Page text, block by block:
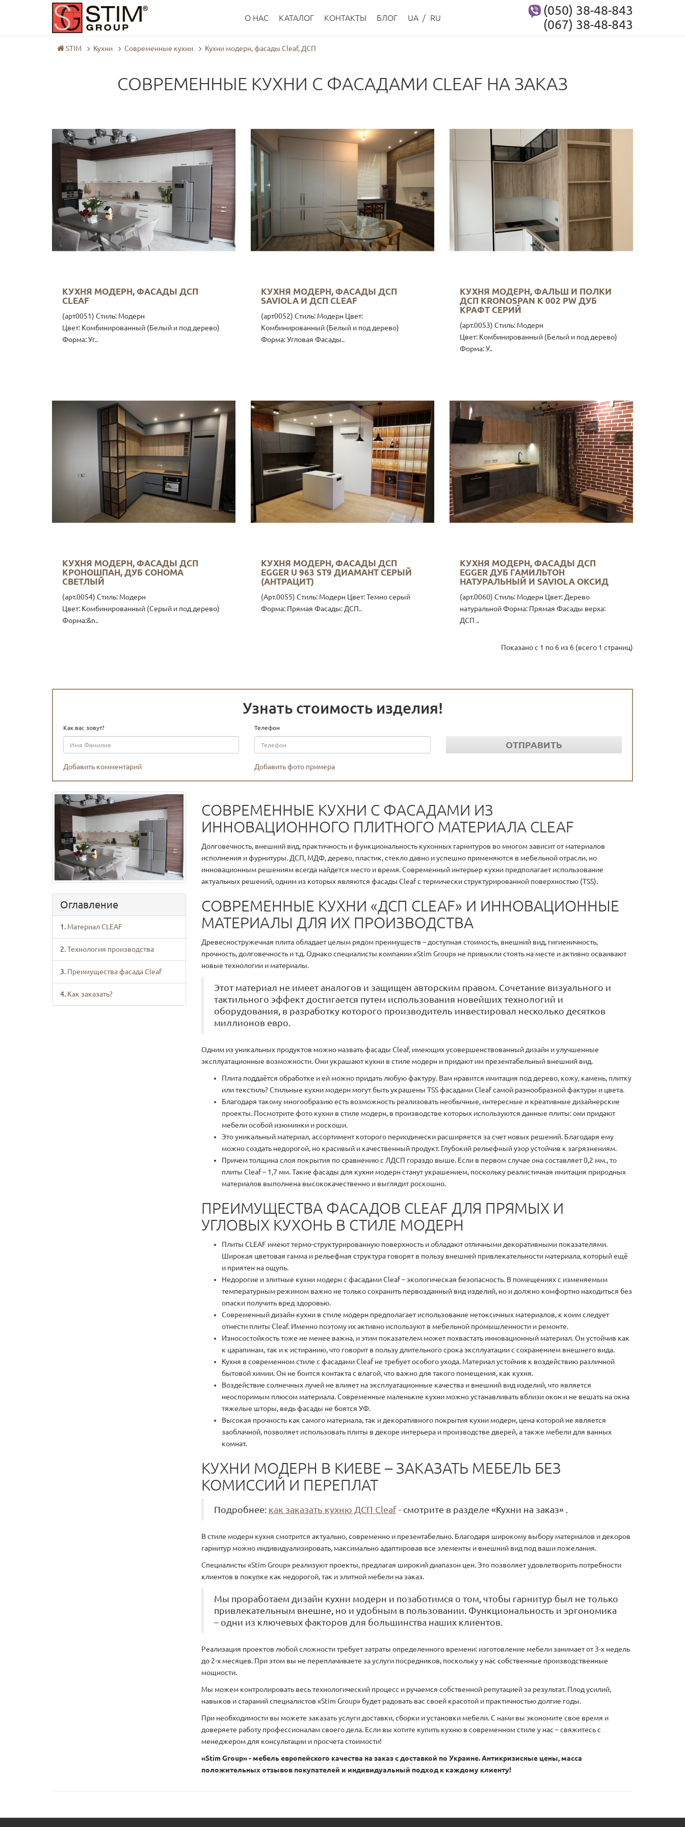
(050) 38-48-843
(067) 38-48-843
О НАС КАТАЛОГ КОНТАКТЫ БЛОГ UA / RU
STIM Кухни Современные кухни Кухни модерн, фасады Cleaf, ДСП
СОВРЕМЕННЫЕ КУХНИ С ФАСАДАМИ CLEAF НА ЗАКАЗ
КУХНЯ МОДЕРН, ФАСАДЫ ДСП
CLEAF
(арт0051) Стиль: Модерн
Цвет: Комбинированный (Белый и под дерево)
Форма: Уг..
КУХНЯ МОДЕРН, ФАСАДЫ ДСП
SAVIOLA И ДСП CLEAF
(арт0052) Стиль: Модерн Цвет:
Комбинированный (Белый и под дерево)
Форма: Угловая Фасады..
КУХНЯ МОДЕРН, ФАЛЬШ И ПОЛКИ
ДСП KRONOSPAN K 002 PW ДУБ
КРАФТ СЕРИЙ
(арт.0053) Стиль: Модерн
Цвет: Комбинированный (Белый и под дерево)
Форма: У..
КУХНЯ МОДЕРН, ФАСАДЫ ДСП
КРОНОШПАН, ДУБ СОНОМА
СВЕТЛЫЙ
(арт.0054) Стиль: Модерн
Цвет: Комбинированный (Серый и под дерево)
Форма:&n..
КУХНЯ МОДЕРН, ФАСАДЫ ДСП
EGGER U 963 ST9 ДИАМАНТ СЕРЫЙ
(АНТРАЦИТ)
(Арт.0055) Стиль: Модерн Цвет: Темно серый
Форма: Прямая Фасады: ДСП..
КУХНЯ МОДЕРН, ФАСАДЫ ДСП
EGGER ДУБ ГАМИЛЬТОН
НАТУРАЛЬНЫЙ И SAVIOLA ОКСИД
(арт.0060) Стиль: Модерн Цвет: Дерево
натуральной Форма: Прямая Фасады верха:
ДСП ..
Показано с 1 по 6 из 6 (всего 1 страниц)
Узнать стоимость изделия!
Как вас зовут? Телефон
Добавить комментарий Добавить фото примера
ОТПРАВИТЬ
Оглавление
Материал CLEAF
Технология производства
Преимущества фасада Cleaf
Как заказать?
СОВРЕМЕННЫЕ КУХНИ С ФАСАДАМИ ИЗ
ИННОВАЦИОННОГО ПЛИТНОГО МАТЕРИАЛА CLEAF
Долговечность, внешний вид, практичность и функциональность кухонных гарнитуров во многом зависит от материалов
исполнения и фурнитуры. ДСП, МДФ, дерево, пластик, стекло давно и успешно применяются в мебельной отрасли, но
инновационным решениям всегда найдется место и время. Современный интерьер кухни предполагает использование
актуальных решений, одним из которых являются фасады Cleaf с термически структурированной поверхностью (TSS).
СОВРЕМЕННЫЕ КУХНИ «ДСП CLEAF» И ИННОВАЦИОННЫЕ
МАТЕРИАЛЫ ДЛЯ ИХ ПРОИЗВОДСТВА
Древесностружечная плита обладает целым рядом преимуществ – доступная стоимость, внешний вид, гигиеничность,
прочность, долговечность и т.д. Однако специалисты компании «Stim Group» не привыкли стоять на месте и активно осваивают
новые технологии и материалы.
Этот материал не имеет аналогов и защищен авторским правом. Сочетание визуального и
тактильного эффект достигается путем использования новейших технологий и
оборудования, в разработку которого производитель инвестировал несколько десятков
миллионов евро.
Одним из уникальных продуктов можно назвать фасады Cleaf, имеющих усовершенствованный дизайн и улучшенные
эксплуатационные возможности. Они украшают кухни в стиле модерн и придают им презентабельный внешний вид.
Плита поддаётся обработке и ей можно придать любую фактуру. Вам нравится имитация под дерево, кожу, камень, плитку
или текстиль? Стильные кухни модерн могут быть украшены TSS фасадами Cleaf самой разнообразной фактуры и цвета.
Благодаря такому многообразию есть возможность реализовать необычные, интересные и креативные дизайнерские
проекты. Посмотрите фото кухни в стиле модерн, в производстве которых используются данные плиты: они придают
мебели особой изюминки и роскоши.
Это уникальный материал, ассортимент которого периодически расширяется за счет новых решений. Благодаря ему
можно создать недорогой, но красивый и качественный продукт. Глубокий рельефный узор устойчив к загрязнениям.
Причем толщина слоя покрытия по сравнению с ЛДСП гораздо выше. Если в первом случае она составляет 0,2 мм., то
плиты Cleaf – 1,7 мм. Такие фасады для кухни модерн станут украшением, поскольку реалистичная имитация природных
материалов выполнена высококачественно и выглядит роскошно.
ПРЕИМУЩЕСТВА ФАСАДОВ CLEAF ДЛЯ ПРЯМЫХ И
УГЛОВЫХ КУХОНЬ В СТИЛЕ МОДЕРН
Плиты CLEAF имеют термо-структурированную поверхность и обладают отличными декоративными показателями.
Широкая цветовая гамма и рельефная структура говорят в пользу внешней привлекательности материала, который ещё
и приятен на ощупь.
Недорогие и элитные кухни модерн c фасадами Cleaf – экологическая безопасность. В помещениях с изменяемым
температурным режимом важно не только сохранить первозданный вид изделий, но и должно комфортно находиться без
опаски получить вред здоровью.
Современный дизайн кухни в стиле модерн предполагает использование нетоксичных материалов, к коим следует
отнести плиты Cleaf. Именно поэтому их активно используют в мебельной промышленности и ремонте.
Износостойкость тоже не менее важна, и этим показателем может похвастать инновационный материал. Он устойчив как
к царапинам, так и к истиранию, что говорит в пользу длительного срока эксплуатации с сохранением внешнего вида.
Кухня в современном стиле с фасадами Cleaf не требует особого ухода. Материал устойчив к воздействию различной
бытовой химии. Он не боится контакта с влагой, что важно для такого помещения, как кухня.
Воздействие солнечных лучей не влияет на эксплуатационные качества и внешний вид изделий, что является
неоспоримым плюсом материала. Современные маленькие кухни можно устанавливать вблизи окон и не вешать на окна
тяжелые шторы, ведь фасады не боятся УФ.
Высокая прочность как самого материала, так и декоративного покрытия кухни модерн, цена которой не является
заоблачной, позволяет использовать плиты в декоре интерьера и производстве дверей, а также мебели для ванных
комнат.
КУХНИ МОДЕРН В КИЕВЕ – ЗАКАЗАТЬ МЕБЕЛЬ БЕЗ
КОМИССИЙ И ПЕРЕПЛАТ
Подробнее: как заказать кухню ДСП Cleaf- смотрите в разделе «Кухни на заказ» .
В стиле модерн кухня смотрится актуально, современно и презентабельно. Благодаря широкому выбору материалов и декоров
гарнитур можно индивидуализировать, максимально адаптировав все элементы и внешний вид под ваши пожелания.
Специалисты «Stim Group» реализуют проекты, предлагая широкий диапазон цен. Это позволяет удовлетворить потребности
клиентов в покупке как недорогой, так и элитной мебели на заказ.
Мы проработаем дизайн кухни модерн и позаботимся о том, чтобы гарнитур был не только
привлекательным внешне, но и удобным в пользовании. Функциональность и эргономика
– одни из ключевых факторов для большинства наших клиентов.
Реализация проектов любой сложности требует затраты определенного времени: изготовление мебели занимает от 3-х недель
до 2-х месяцев. При этом вы не переплачиваете за услуги посредников, поскольку у нас собственные производственные
мощности.
Мы можем контролировать весь технологический процесс и ручаемся собственной репутацией за результат. Плод усилий,
навыков и стараний специалистов «Stim Group» будет радовать вас своей красотой и практичностью долгие годы.
При необходимости вы можете заказать услуги доставки, сборки и установки мебели. С нами вы экономите свое время и
доверяете работу профессионалам своего дела. Если вы хотите купить кухню в современном стиле у нас – свяжитесь с
менеджером для консультации и просчета стоимости!
«Stim Group» - мебель европейского качества на заказ с доставкой по Украине. Антикризисные цены, масса
положительных отзывов покупателей и индивидуальный подход к каждому клиенту!